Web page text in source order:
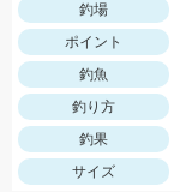
釣場
ポイント
釣魚
釣り方
釣果
サイズ